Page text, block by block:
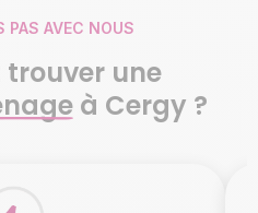
PAS AVEC NOUS
une
à Cergy ?